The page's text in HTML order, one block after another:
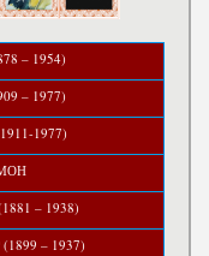
– 1954)
– 1977)
1977)
– 1938)
– 1937)